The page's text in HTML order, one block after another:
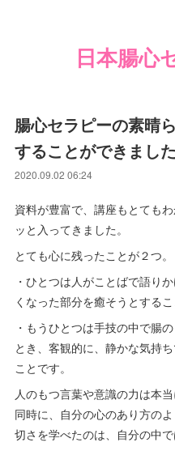
日本腸心
腸心セラピーの素晴
することができまし
2020.09.02 06:24
資料が豊富で、講座もとても
ッと入ってきました。
とても心に残ったことが２つ。
・ひとつは人がことばで語り
くなった部分を癒そうとするこ
・もうひとつは手技の中で腸
とき、客観的に、静かな気持
ことです。
人のもつ言葉や意識の力は本
同時に、自分の心のあり方の
切さを学べたのは、自分の中